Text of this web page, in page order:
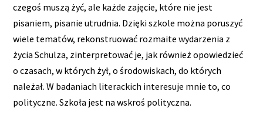
czegoś muszą żyć, ale każde zajęcie, które nie jest
pisaniem, pisanie utrudnia. Dzięki szkole można poruszyć
wiele tematów, rekonstruować rozmaite wydarzenia z
życia Schulza, zinterpretować je, jak również opowiedzieć
o czasach, w których żył, o środowiskach, do których
należał. W badaniach literackich interesuje mnie to, co
polityczne. Szkoła jest na wskroś polityczna.